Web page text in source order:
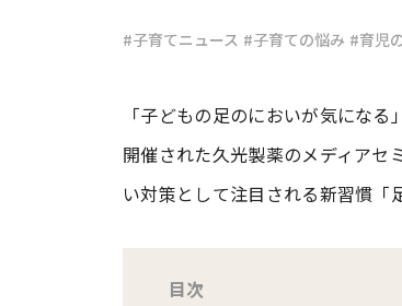
#子育てニュース #子育ての悩み #育児
「子どもの足のにおいが気にな
開催された久光製薬のメディアセ
い対策として注目される新習慣「
目次